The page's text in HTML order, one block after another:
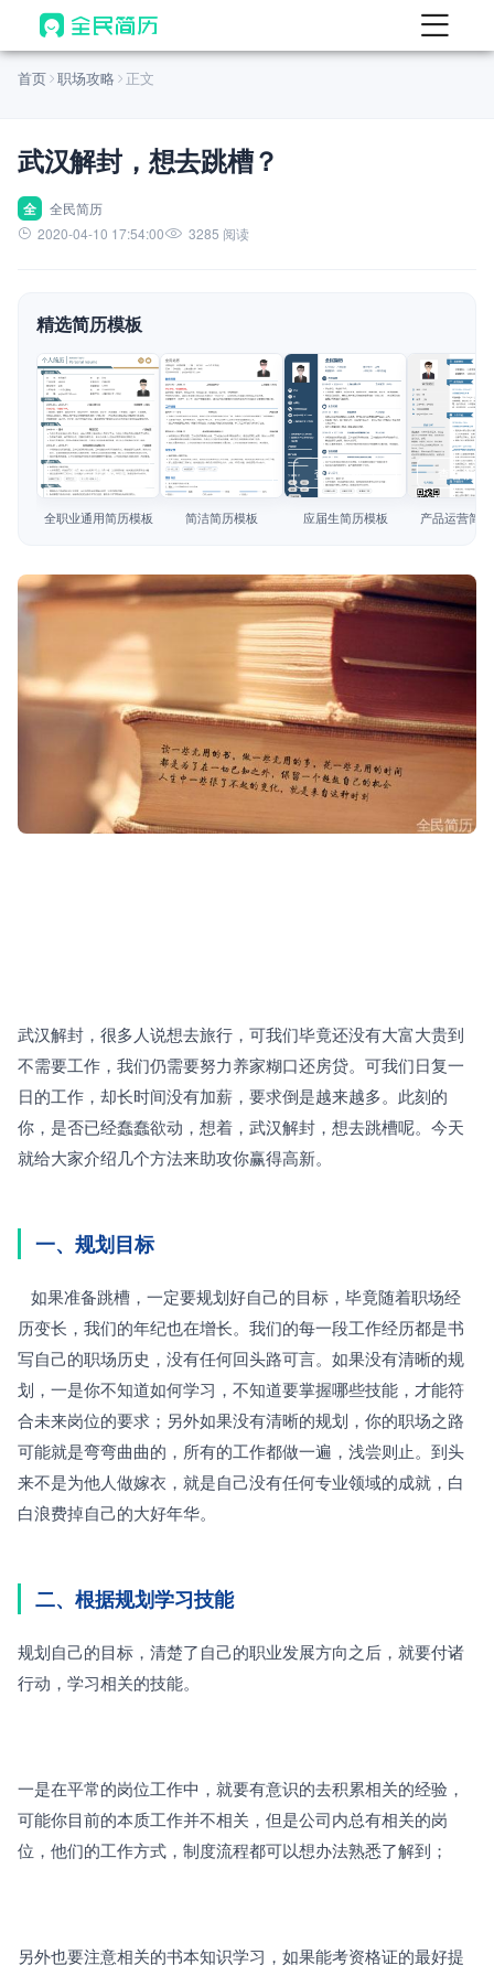
首页
AI 生成简历
AI 优化简历
AI 翻译简历
AI 模拟面试
面试自我介绍
AI 职场工具 New
简历模板
简历教程
首页 职场攻略 正文
武汉解封，想去跳槽？
全
全民简历
2020-04-10 17:54:00
3285 阅读
精选简历模板
查看模板
全职业通用简历模板
查看模板
简洁简历模板
查看模板
应届生简历模板
查看模板
产品运营简
武汉解封，很多人说想去旅行，可我们毕竟还没有大富大贵到
不需要工作，我们仍需要努力养家糊口还房贷。可我们日复一
日的工作，却长时间没有加薪，要求倒是越来越多。此刻的
你，是否已经蠢蠢欲动，想着，武汉解封，想去跳槽呢。今天
就给大家介绍几个方法来助攻你赢得高新。
一、规划目标
历变长，我们的年纪也在增长。我们的每一段工作经历都是书
写自己的职场历史，没有任何回头路可言。如果没有清晰的规
划，一是你不知道如何学习，不知道要掌握哪些技能，才能符
合未来岗位的要求；另外如果没有清晰的规划，你的职场之路
可能就是弯弯曲曲的，所有的工作都做一遍，浅尝则止。到头
来不是为他人做嫁衣，就是自己没有任何专业领域的成就，白
白浪费掉自己的大好年华。
二、根据规划学习技能
规划自己的目标，清楚了自己的职业发展方向之后，就要付诸
行动，学习相关的技能。
一是在平常的岗位工作中，就要有意识的去积累相关的经验，
可能你目前的本质工作并不相关，但是公司内总有相关的岗
位，他们的工作方式，制度流程都可以想办法熟悉了解到；
另外也要注意相关的书本知识学习，如果能考资格证的最好提